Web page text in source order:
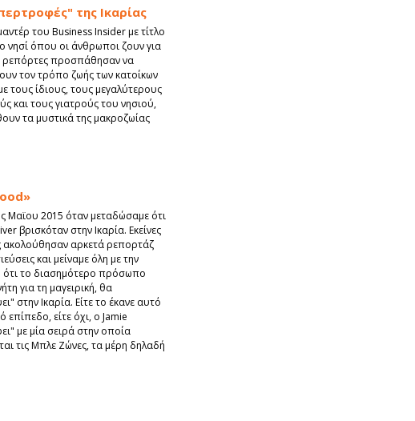
της Ικαρίας
του Business Insider με τίτλο
νησί όπου οι άνθρωποι ζουν για
ρεπόρτες προσπάθησαν να
τον τρόπο ζωής των κατοίκων
τους ίδιους, τους μεγαλύτερους
και τους γιατρούς του νησιού,
τα μυστικά της μακροζωίας
Μαϊου 2015 όταν μεταδώσαμε ότι
βρισκόταν στην Ικαρία. Εκείνες
ακολούθησαν αρκετά ρεπορτάζ
και μείναμε όλη με την
ότι το διασημότερο πρόσωπο
για τη μαγειρική, θα
στην Ικαρία. Είτε το έκανε αυτό
επίπεδο, είτε όχι, ο Jamie
με μία σειρά στην οποία
τις Μπλε Ζώνες, τα μέρη δηλαδή